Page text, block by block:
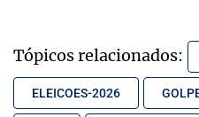
Tópicos relacionados:
ELEICOES-2026